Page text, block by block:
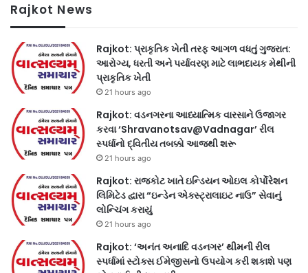
Rajkot News
Rajkot: પ્રાકૃતિક ખેતી તરફ આગળ વધતું ગુજરાત:
આરોગ્ય, ધરતી અને પર્યાવરણ માટે લાભદાયક મેથીની
પ્રાકૃતિક ખેતી
21 hours ago
Rajkot: વડનગરના આધ્યાત્મિક વારસાને ઉજાગર
કરવા ‘Shravanotsav@Vadnagar’ રીલ
સ્પર્ધાનો દ્વિતીય તબક્કો આજથી શરૂ
21 hours ago
Rajkot: રાજકોટ ખાતે ઇન્ડિયન ઓઇલ કોર્પોરેશન
લિમિટેડ દ્વારા “ઇન્ડેન એક્સ્ટ્રાલાઇટ નાઉ” સેવાનું
લોન્ચિંગ કરાયું
21 hours ago
Rajkot: ‘અનંત અનાદિ વડનગર’ થીમની રીલ
સ્પર્ધામાં સ્ટોક્સ ઈમેજીસનો ઉપયોગ કરી શકાશે પણ